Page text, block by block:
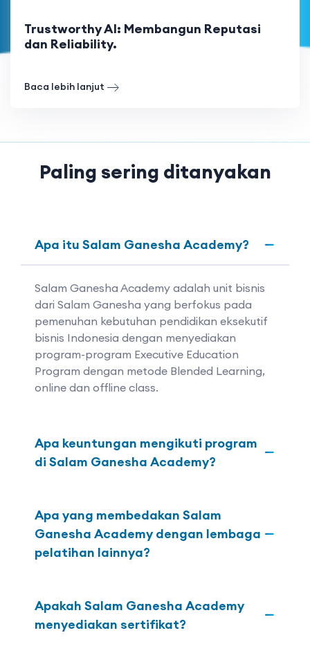
Trustworthy AI: Membangun Reputasi
dan Reliability.
Baca lebih lanjut
Paling sering ditanyakan
Apa itu Salam Ganesha Academy?
Salam Ganesha Academy adalah unit bisnis
dari Salam Ganesha yang berfokus pada
pemenuhan kebutuhan pendidikan eksekutif
bisnis Indonesia dengan menyediakan
program-program Executive Education
Program dengan metode Blended Learning,
online dan offline class.
Apa keuntungan mengikuti program
di Salam Ganesha Academy?
Apa yang membedakan Salam
Ganesha Academy dengan lembaga
pelatihan lainnya?
Apakah Salam Ganesha Academy
menyediakan sertifikat?